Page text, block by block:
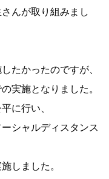
んが取り組みまし
たかったのですが、
実施となりました。
に行い、
シャルディスタンス
しました。